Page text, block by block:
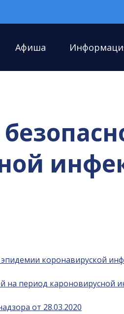
Афиша
коронавируской
на период кароновирусной
от 28.03.2020